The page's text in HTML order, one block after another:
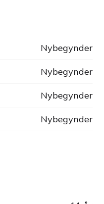
Nybegynder
Nybegynder
Nybegynder
Nybegynder